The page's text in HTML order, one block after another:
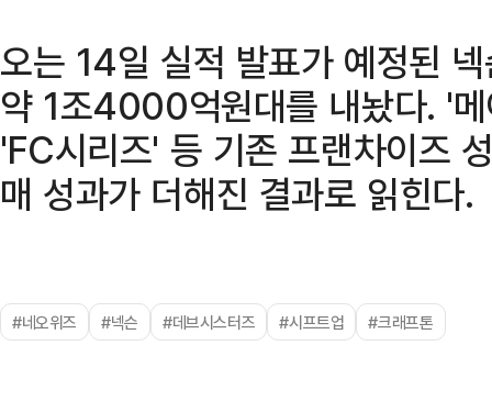
오는 14일 실적 발표가 예정된
약 1조4000억원대를 내놨다. '
'FC시리즈' 등 기존 프랜차이즈
매 성과가 더해진 결과로 읽힌다.
#네오위즈 #넥슨 #데브시스터즈 #시프트업 #크래프톤